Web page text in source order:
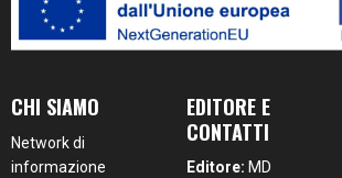
CHI SIAMO
Network di
informazione
EDITORE E
CONTATTI
Editore: MD